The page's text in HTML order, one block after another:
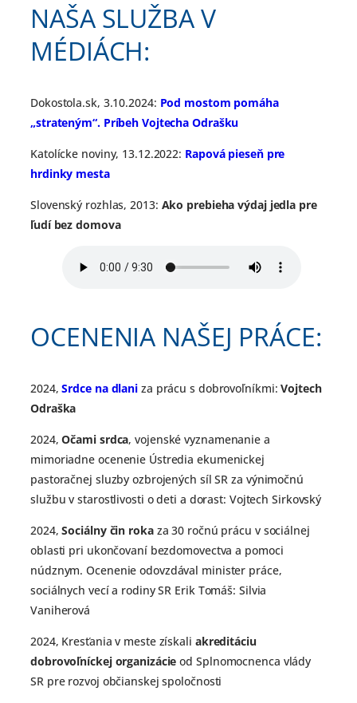
NAŠA SLUŽBA V
MÉDIÁCH:
Dokostola.sk, 3.10.2024: Pod mostom pomáha
„strateným“. Príbeh Vojtecha Odrašku
Katolícke noviny, 13.12.2022: Rapová pieseň pre
hrdinky mesta
Slovenský rozhlas, 2013: Ako prebieha výdaj jedla pre
ľudí bez domova
OCENENIA NAŠEJ PRÁCE:
2024,Srdce na dlani za prácu s dobrovoľníkmi:Vojtech
Odraška
2024,Očami srdca, vojenské vyznamenanie a
mimoriadne ocenenie Ústredia ekumenickej
pastoračnej sluzby ozbrojených síl SR za výnimočnú
službu v starostlivosti o deti a dorast: Vojtech Sirkovský
2024,Sociálny čin rokaza 30 ročnú prácu v sociálnej
oblasti pri ukončovaní bezdomovectva a pomoci
núdznym. Ocenenie odovzdával minister práce,
sociálnych vecí a rodiny SR Erik Tomáš: Silvia
Vaniherová
2024, Kresťania v meste získali akreditáciu
dobrovoľníckej organizácie od Splnomocnenca vlády
SR pre rozvoj občianskej spoločnosti